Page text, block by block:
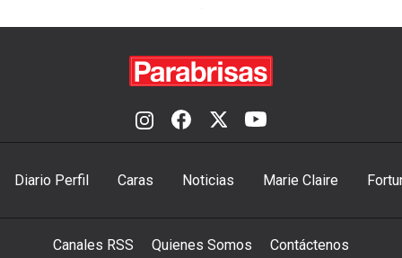
Diario Perfil Caras Noticias Marie Claire
Canales RSS Quienes Somos Contáctenos